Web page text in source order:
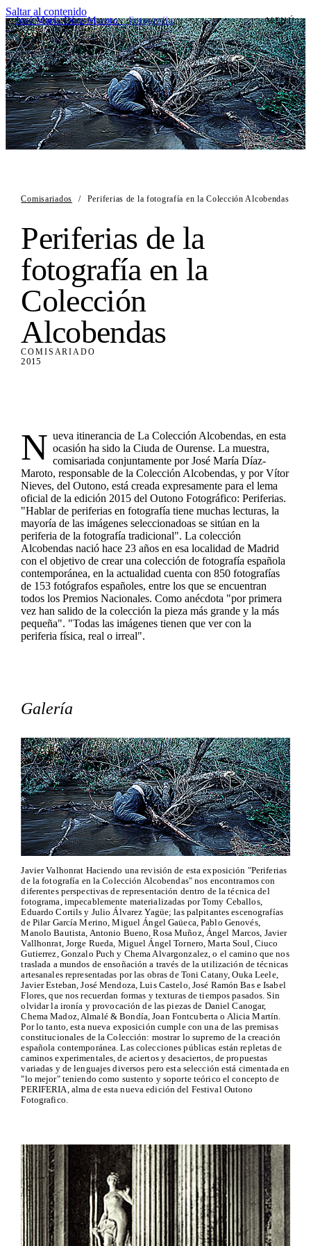
Saltar al contenido
José María Díaz-Maroto· Fotografía MENÚ
Comisariados / Periferias de la fotografía en la Colección Alcobendas
Periferias de la
fotografía en la
Colección
Alcobendas
COMISARIADO
2015
N ueva itinerancia de La Colección Alcobendas, en esta
ocasión ha sido la Ciuda de Ourense. La muestra,
comisariada conjuntamente por José María Díaz-
Maroto, responsable de la Colección Alcobendas, y por Vítor
Nieves, del Outono, está creada expresamente para el lema
oficial de la edición 2015 del Outono Fotográfico: Periferias.
"Hablar de periferias en fotografía tiene muchas lecturas, la
mayoría de las imágenes seleccionadoas se sitúan en la
periferia de la fotografía tradicional". La colección
Alcobendas nació hace 23 años en esa localidad de Madrid
con el objetivo de crear una colección de fotografía española
contemporánea, en la actualidad cuenta con 850 fotografías
de 153 fotógrafos españoles, entre los que se encuentran
todos los Premios Nacionales. Como anécdota "por primera
vez han salido de la colección la pieza más grande y la más
pequeña". "Todas las imágenes tienen que ver con la
periferia física, real o irreal".
Galería
Javier Valhonrat Haciendo una revisión de esta exposición "Periferias
de la fotografía en la Colección Alcobendas" nos encontramos con
diferentes perspectivas de representación dentro de la técnica del
fotograma, impecablemente materializadas por Tomy Ceballos,
Eduardo Cortils y Julio Álvarez Yagüe; las palpitantes escenografías
de Pilar García Merino, Miguel Ángel Gaüeca, Pablo Genovés,
Manolo Bautista, Antonio Bueno, Rosa Muñoz, Ángel Marcos, Javier
Vallhonrat, Jorge Rueda, Miguel Ángel Tornero, Marta Soul, Ciuco
Gutierrez, Gonzalo Puch y Chema Alvargonzalez, o el camino que nos
traslada a mundos de ensoñación a través de la utilización de técnicas
artesanales representadas por las obras de Toni Catany, Ouka Leele,
Javier Esteban, José Mendoza, Luis Castelo, José Ramón Bas e Isabel
Flores, que nos recuerdan formas y texturas de tiempos pasados. Sin
olvidar la ironía y provocación de las piezas de Daniel Canogar,
Chema Madoz, Almalé & Bondía, Joan Fontcuberta o Alicia Martín.
Por lo tanto, esta nueva exposición cumple con una de las premisas
constitucionales de la Colección: mostrar lo supremo de la creación
española contemporánea. Las colecciones públicas están repletas de
caminos experimentales, de aciertos y desaciertos, de propuestas
variadas y de lenguajes diversos pero esta selección está cimentada en
"lo mejor" teniendo como sustento y soporte teórico el concepto de
PERIFERIA, alma de esta nueva edición del Festival Outono
Fotografico.